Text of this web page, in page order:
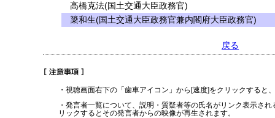
高橋克法(国土交通大臣政務官)
簗和生(国土交通大臣政務官兼内閣府大臣政務官)
戻る
・視聴画面右下の「歯車アイコン」から[速度]をクリックすると
・発言者一覧について、説明・質疑者等の氏名がリンク表示さ
リックするとその発言者からの映像が再生されます。